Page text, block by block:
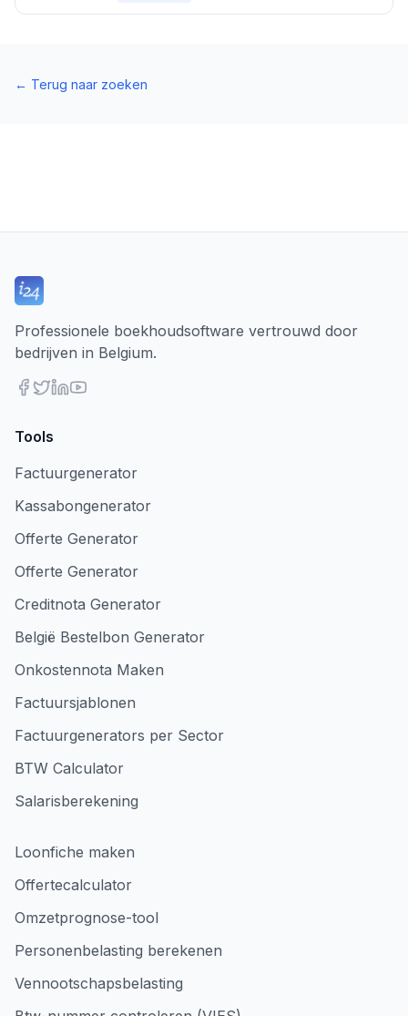
← Terug naar zoeken
Professionele boekhoudsoftware vertrouwd door
bedrijven in Belgium.
Tools
Factuurgenerator
Kassabongenerator
Offerte Generator
Offerte Generator
Creditnota Generator
België Bestelbon Generator
Onkostennota Maken
Factuursjablonen
Factuurgenerators per Sector
BTW Calculator
Salarisberekening
Loonfiche maken
Offertecalculator
Omzetprognose-tool
Personenbelasting berekenen
Vennootschapsbelasting